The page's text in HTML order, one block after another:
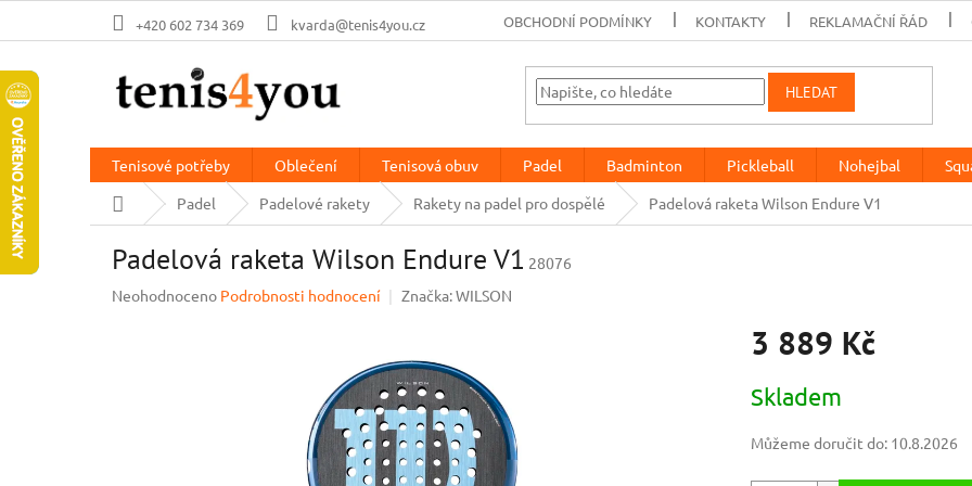
+420 602 734 369 kvarda@tenis4you.cz OBCHODNÍ PODMÍNKY KONTAKTY REKLAMAČNÍ ŘÁD
HLEDAT
Tenisové potřeby Oblečení Tenisová obuv Padel Badminton Pickleball Nohejbal
Domů
Padel Padelové rakety Rakety na padel pro dospělé Padelová raketa Wilson Endure V1
Padelová raketa Wilson Endure V1 28076
Průměrné
Neohodnoceno Podrobnosti hodnocení Značka:WILSON
3 889 Kč
cena:
Skladem
Můžeme doručit do: 10.8.2026